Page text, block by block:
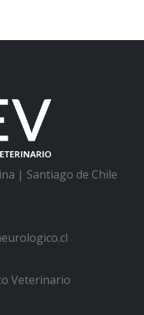
| Santiago de Chile
Veterinario